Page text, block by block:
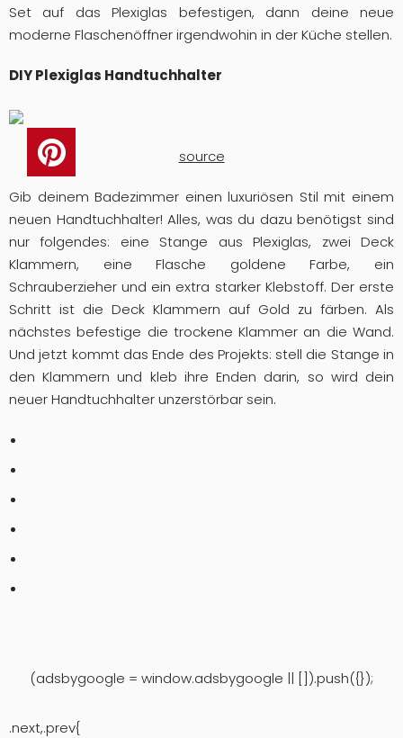
Set auf das Plexiglas befestigen, dann deine neue
moderne Flaschenöffner irgendwohin in der Küche stellen.
DIY Plexiglas Handtuchhalter
source
Gib deinem Badezimmer einen luxuriösen Stil mit einem
neuen Handtuchhalter! Alles, was du dazu benötigst sind
nur folgendes: eine Stange aus Plexiglas, zwei Deck
Klammern, eine Flasche goldene Farbe, ein
Schrauberzieher und ein extra starker Klebstoff. Der erste
Schritt ist die Deck Klammern auf Gold zu färben. Als
nächstes befestige die trockene Klammer an die Wand.
Und jetzt kommt das Ende des Projekts: stell die Stange in
den Klammern und kleb ihre Enden darin, so wird dein
neuer Handtuchhalter unzerstörbar sein.
(adsbygoogle = window.adsbygoogle || []).push({});
.next,.prev{